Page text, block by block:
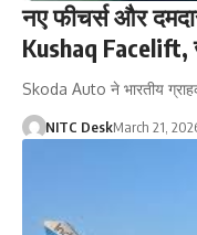
नए फीचर्स और
Kushaq Facelift,
Skoda Auto ने भारतीय
NITC DeskMarch 21,